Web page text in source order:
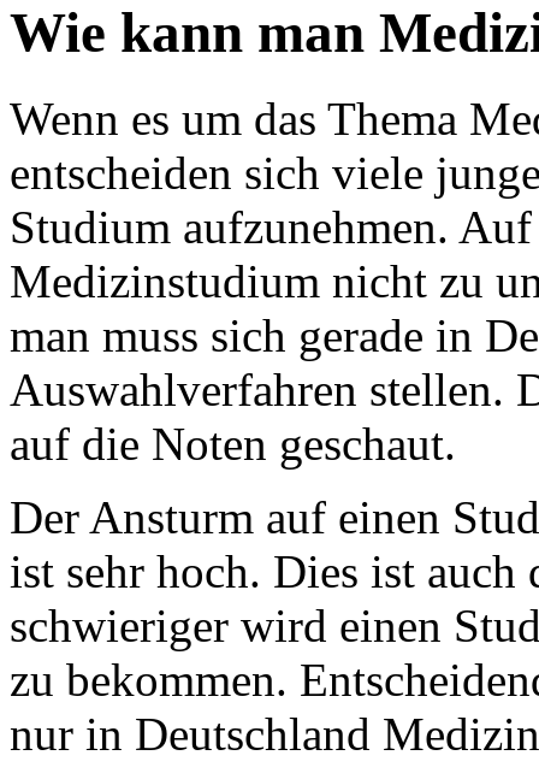
Wie kann man
Wenn es um das Thema
entscheiden sich viele
Studium aufzunehmen.
Medizinstudium nicht zu
man muss sich gerade in
Auswahlverfahren stellen.
auf die Noten geschaut.
Der Ansturm auf einen
ist sehr hoch. Dies ist
schwieriger wird einen
zu bekommen.
nur in Deutschland